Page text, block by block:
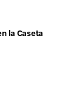
la Caseta